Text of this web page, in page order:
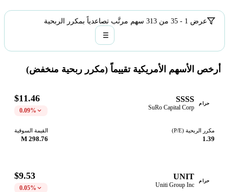
عرض 1 - 35 من 313 سهم مرتَّب تصاعدياً بمكرر الربحية
أرخص الأسهم الأمريكية تقييماً (مكرر ربحية منخفض)
حرام SSSS
SuRo Capital Corp
$11.46
0.09%
مكرر الربحية (P/E)
1.39
القيمة السوقية
298.76 M
حرام UNIT
Uniti Group Inc
$9.53
0.05%